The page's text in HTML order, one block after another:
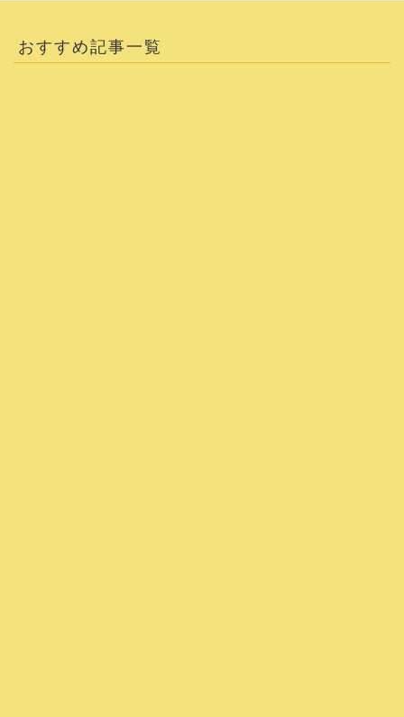
おすすめ記事一覧